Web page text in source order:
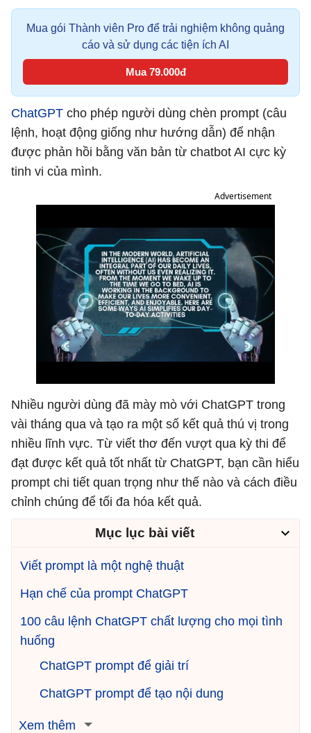
Mua gói Thành viên Pro để trải nghiệm không quảng
cáo và sử dụng các tiện ích AI
Mua 79.000đ
ChatGPT cho phép người dùng chèn prompt (câu
lệnh, hoạt động giống như hướng dẫn) để nhận
được phản hồi bằng văn bản từ chatbot AI cực kỳ
tinh vi của mình.
Advertisement
Nhiều người dùng đã mày mò với ChatGPT trong
vài tháng qua và tạo ra một số kết quả thú vị trong
nhiều lĩnh vực. Từ viết thơ đến vượt qua kỳ thi để
đạt được kết quả tốt nhất từ ​​ChatGPT, bạn cần hiểu
prompt chi tiết quan trọng như thế nào và cách điều
chỉnh chúng để tối đa hóa kết quả.
Mục lục bài viết
Viết prompt là một nghệ thuật
Hạn chế của prompt ChatGPT
100 câu lệnh ChatGPT chất lượng cho mọi tình
huống
ChatGPT prompt để giải trí
ChatGPT prompt để tạo nội dung
Xem thêm